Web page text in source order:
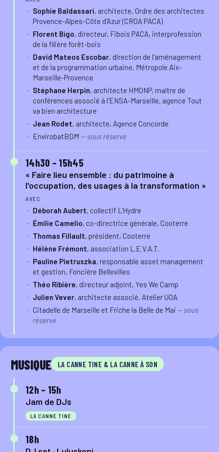
Sophie Baldassari, architecte, Ordre des architectes
Provence-Alpes-Côte d'Azur (CROA PACA)
Florent Bigo, directeur, Fibois PACA, interprofession
de la filière forêt-bois
David Mateos Escobar, direction de l'aménagement
et de la programmation urbaine, Métropole Aix-
Marseille-Provence
Stéphane Herpin, architecte HMONP, maître de
conférences associé à l'ENSA-Marseille, agence Tout
va bien architecture
Jean Rodet, architecte, Agence Concorde
EnvirobatBDM — sous réserve
14h30 – 15h45
« Faire lieu ensemble : du patrimoine à
l'occupation, des usages à la transformation »
AVEC
Déborah Aubert, collectif L'Hydre
Émilie Camelio, co-directrice générale, Cooterre
Thomas Fillault, président, Cooterre
Hélène Frémont, association L.E.V.A.T.
Pauline Pietruszka, responsable asset management
et gestion, Foncière Bellevilles
Théo Ribière, directeur adjoint, Yes We Camp
Julien Vever, architecte associé, Atelier UOA
Citadelle de Marseille et Friche la Belle de Mai — sous
réserve
MUSIQUE LA CANNE TINE & LA CANNE À SON
12h – 15h
Jam de DJs
LA CANNE TINE
18h